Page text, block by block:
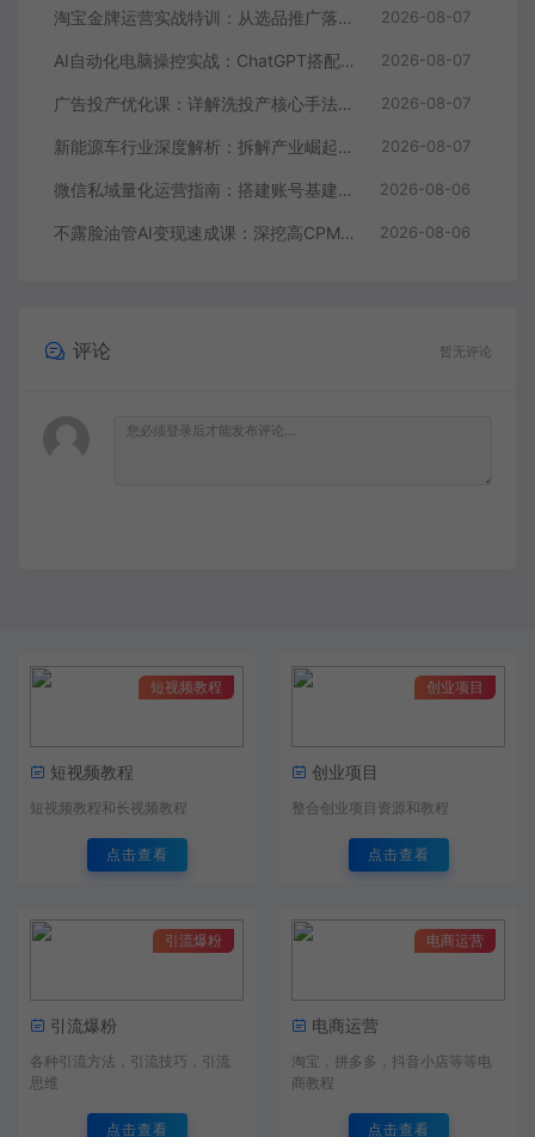
淘宝金牌运营实战特训：从选品推广落地爆款打造，店铺运营全链路拆解 2026-08-07
AI自动化电脑操控实战：ChatGPT搭配Codex，一键指令远程自动操控电脑完成工作 2026-08-07
广告投产优化课：详解洗投产核心手法，落地多场景投放提效增收方案 2026-08-07
新能源车行业深度解析：拆解产业崛起根源，剖析行业内卷与海外贸易争端现状 2026-08-07
微信私域量化运营指南：搭建账号基建打造热号，脱敏风控规避运营各类高危风险 2026-08-06
不露脸油管AI变现速成课：深挖高CPM盈利领域，零出镜打造YouTube稳定收益账号 2026-08-06
评论 暂无评论
短视频教程
短视频教程
短视频教程和长视频教程
点击查看
创业项目
创业项目
整合创业项目资源和教程
点击查看
引流爆粉
引流爆粉
各种引流方法，引流技巧，引流
思维
点击查看
电商运营
电商运营
淘宝，拼多多，抖音小店等等电
商教程
点击查看